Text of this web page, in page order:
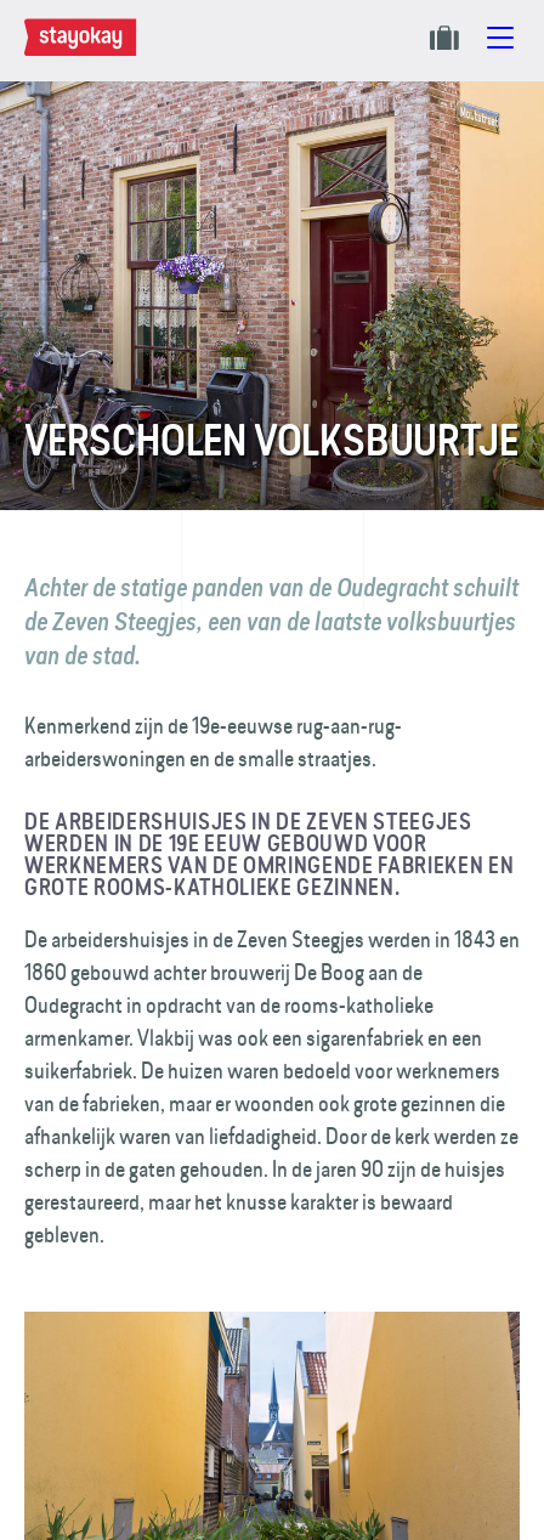
VERSCHOLEN VOLKSBUURTJE
Achter de statige panden van de Oudegracht schuilt
de Zeven Steegjes, een van de laatste volksbuurtjes
van de stad.
Kenmerkend zijn de 19e-eeuwse rug-aan-rug-
arbeiderswoningen en de smalle straatjes.
DE ARBEIDERSHUISJES IN DE ZEVEN STEEGJES
WERDEN IN DE 19E EEUW GEBOUWD VOOR
WERKNEMERS VAN DE OMRINGENDE FABRIEKEN EN
GROTE ROOMS-KATHOLIEKE GEZINNEN.
De arbeidershuisjes in de Zeven Steegjes werden in 1843 en
1860 gebouwd achter brouwerij De Boog aan de
Oudegracht in opdracht van de rooms-katholieke
armenkamer. Vlakbij was ook een sigarenfabriek en een
suikerfabriek. De huizen waren bedoeld voor werknemers
van de fabrieken, maar er woonden ook grote gezinnen die
afhankelijk waren van liefdadigheid. Door de kerk werden ze
scherp in de gaten gehouden. In de jaren 90 zijn de huisjes
gerestaureerd, maar het knusse karakter is bewaard
gebleven.